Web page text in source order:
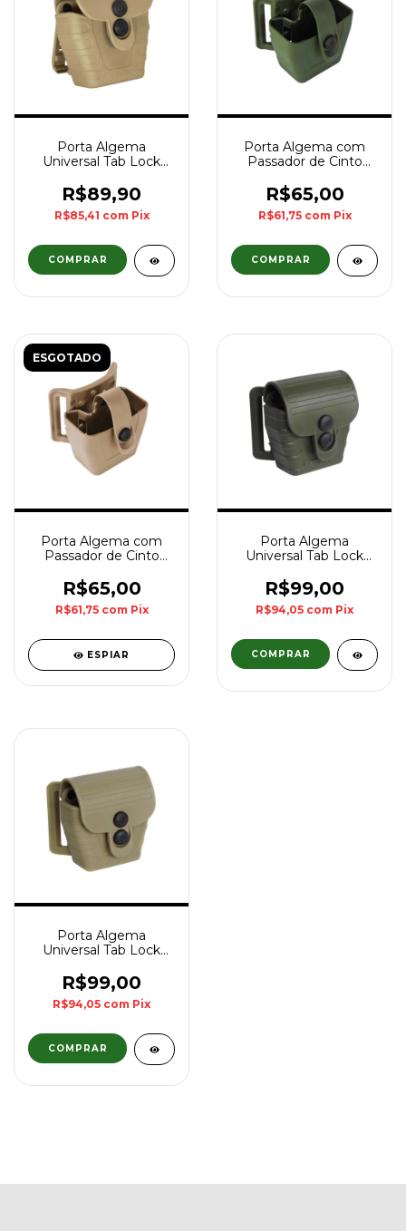
Porta Algema
Universal Tab Lock
R$89,90
R$85,41 com Pix
Porta Algema com
Passador de Cinto
R$65,00
R$61,75 com Pix
ESGOTADO
Porta Algema com
Passador de Cinto
R$65,00
R$61,75 com Pix
ESPIAR
Porta Algema
Universal Tab Lock
Cinto Bélica - Verde
R$99,00
R$94,05 com Pix
Porta Algema
Universal Tab Lock
Cinto Bélica - Coyote
R$99,00
R$94,05 com Pix